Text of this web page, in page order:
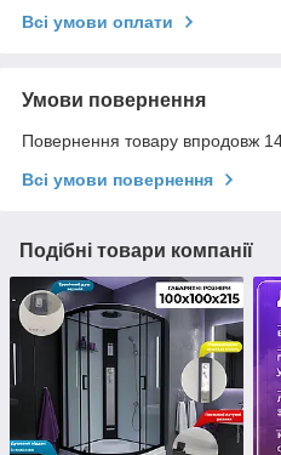
Всі умови оплати
Умови повернення
Повернення товару впродовж
Всі умови повернення
Подібні товари компанії